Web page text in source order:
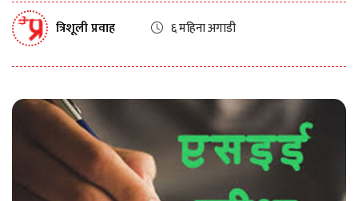
त्रिशूली प्रवाह ६ महिना अगाडी